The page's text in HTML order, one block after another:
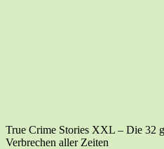
True Crime Sto­ries XXL – Die 32
Ver­bre­chen aller Zeiten